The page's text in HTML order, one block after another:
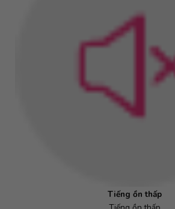
Tiếng ồn thấp